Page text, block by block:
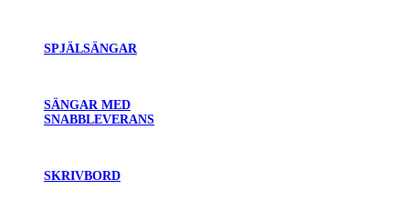
SPJÄLSÄNGAR
SÄNGAR MED
SNABBLEVERANS
SKRIVBORD